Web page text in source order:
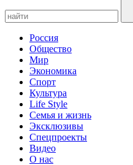
Россия
Общество
Мир
Экономика
Спорт
Культура
Life Style
Семья и жизнь
Эксклюзивы
Спецпроекты
Видео
О нас